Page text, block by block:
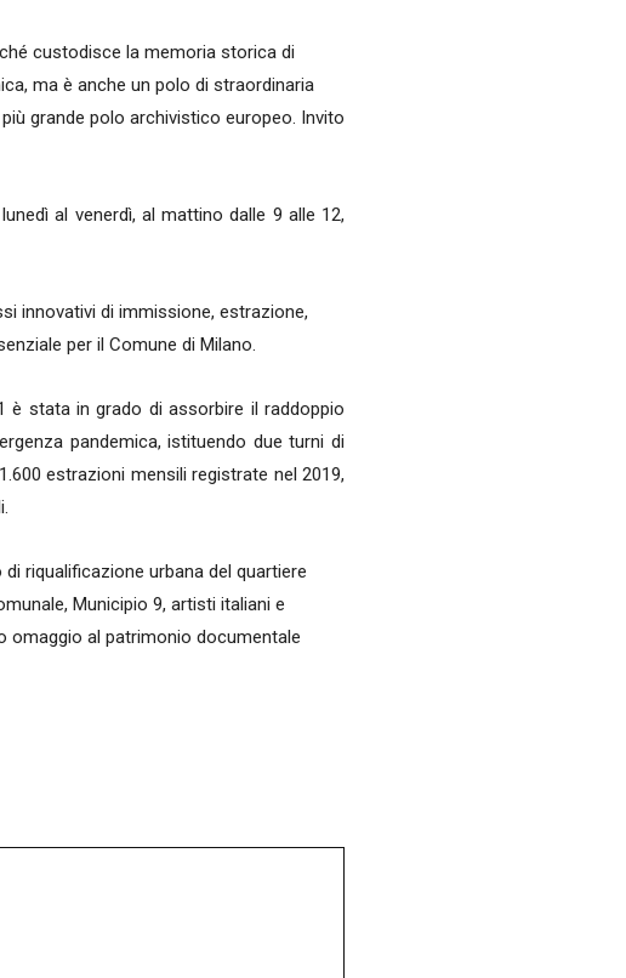
custodisce la memoria storica di
ma è anche un polo di straordinaria
grande polo archivistico europeo. Invito
al venerdì, al mattino dalle 9 alle 12,
innovativi di immissione, estrazione,
per il Comune di Milano.
è stata in grado di assorbire il raddoppio
pandemica, istituendo due turni di
estrazioni mensili registrate nel 2019,
riqualificazione urbana del quartiere
Municipio 9, artisti italiani e
omaggio al patrimonio documentale